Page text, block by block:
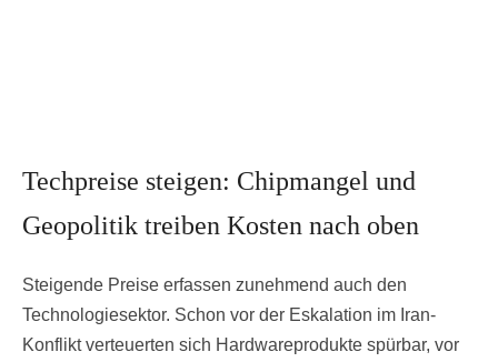
Techpreise steigen: Chipmangel und
Geopolitik treiben Kosten nach oben
Steigende Preise erfassen zunehmend auch den
Technologiesektor. Schon vor der Eskalation im Iran-
Konflikt verteuerten sich Hardwareprodukte spürbar, vor